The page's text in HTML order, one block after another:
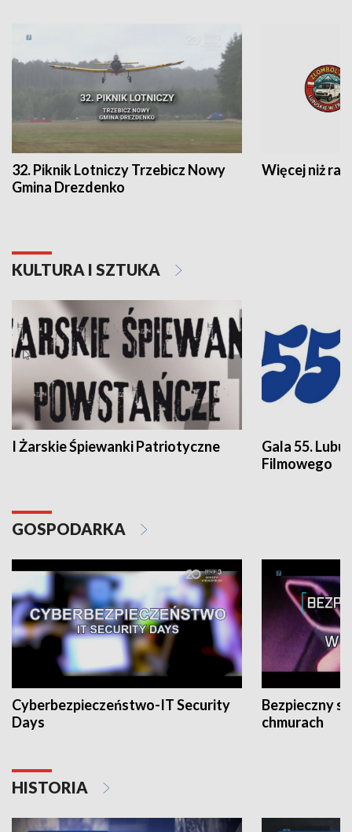
32. Piknik Lotniczy Trzebicz Nowy
Gmina Drezdenko
Więcej niż rajd
KULTURA I SZTUKA
I Żarskie Śpiewanki Patriotyczne
Gala 55.
Filmowego
GOSPODARKA
Cyberbezpieczeństwo-IT Security
Days
Bezpieczny
chmurach
HISTORIA